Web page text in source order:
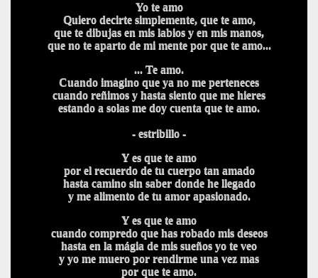
Yo te amo
Quiero decirte simplemente, que te amo,
que te dibujas en mis labios y en mis manos,
que no te aparto de mi mente por que te amo...
... Te amo.
Cuando imagino que ya no me perteneces
cuando reñimos y hasta siento que me hieres
estando a solas me doy cuenta que te amo.
- estribillo -
Y es que te amo
por el recuerdo de tu cuerpo tan amado
hasta camino sin saber donde he llegado
y me alimento de tu amor apasionado.
Y es que te amo
cuando compredo que has robado mis deseos
hasta en la mágia de mis sueños yo te veo
y yo me muero por rendirme una vez mas
por que te amo.